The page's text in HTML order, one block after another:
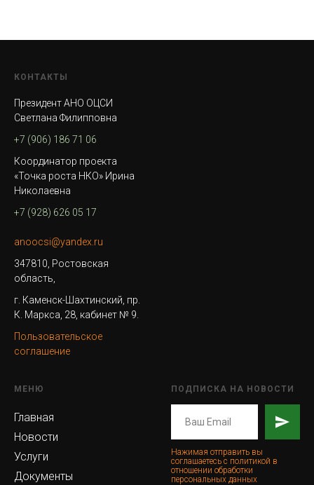
КОНТАКТЫ
Президент АНО ОЦСИ
Светлана Филипповна
+7 (906) 186 71 06
Координатор проекта
«Точка роста НКО» Ирина
Николаевна
+7 (928) 626 05 17
anoocsi@yandex.ru
347810, Ростовская
область,
г. Каменск-Шахтинский, пр.
К. Маркса, 28, кабинет № 9.
Пользовательское
соглашение
МЕНЮ
Главная
Новости
Услуги
Документы
ПОДПИСКА НА НОВОСТИ
Нажимая отправить вы
соглашаетесь с политикой в
отношении обработки
персональных данных